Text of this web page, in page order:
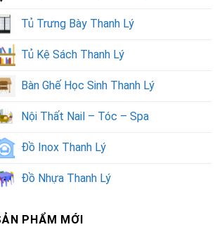
Tủ Trưng Bày Thanh Lý
Tủ Kệ Sách Thanh Lý
Bàn Ghế Học Sinh Thanh Lý
Nội Thất Nail – Tóc – Spa
Đồ Inox Thanh Lý
Đồ Nhựa Thanh Lý
PHẨM MỚI